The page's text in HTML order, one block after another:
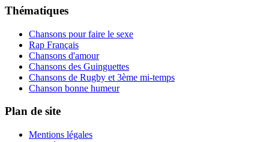
Thématiques
Chansons pour faire le sexe
Rap Français
Chansons d'amour
Chansons des Guinguettes
Chansons de Rugby et 3ème mi-temps
Chanson bonne humeur
Plan de site
Mentions légales